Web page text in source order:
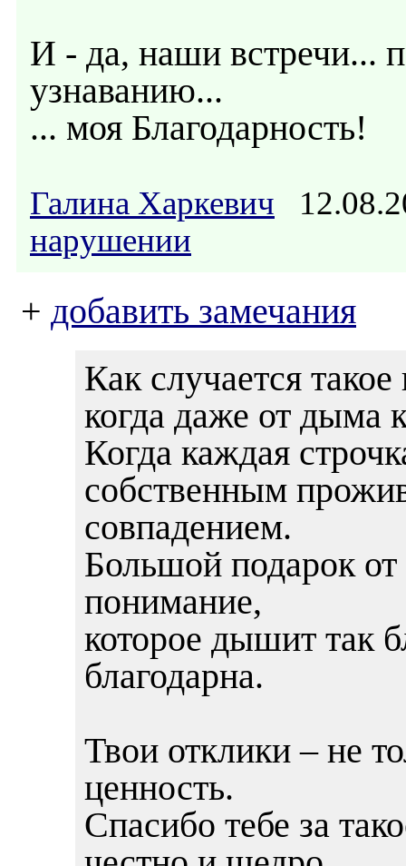
И - да, наши встречи...
узнаванию...
... моя Благодарность!
Галина Харкевич
нарушении
+ добавить замечания
Как случается
когда даже от дыма
Когда каждая
собственным
совпадением.
Большой подарок
понимание,
которое дышит так
благодарна.
Твои отклики – не
ценность.
Спасибо тебе за